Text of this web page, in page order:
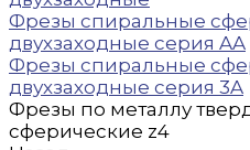
Фрезы спиральные
двухзаходные серия AA
Фрезы спиральные
двухзаходные серия 3A
Фрезы по металлу
сферические z4